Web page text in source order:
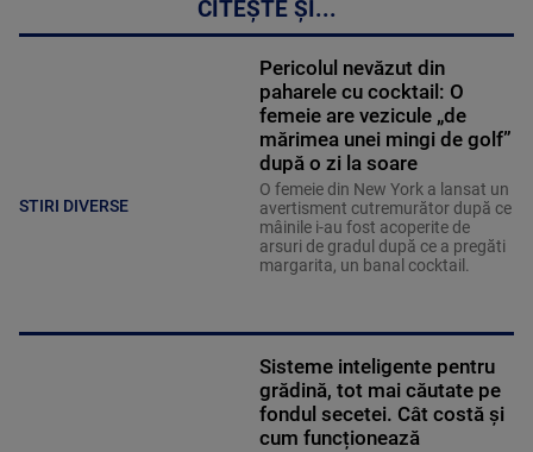
CITEȘTE ȘI...
STIRI DIVERSE
Pericolul nevăzut din
paharele cu cocktail: O
femeie are vezicule „de
mărimea unei mingi de golf”
după o zi la soare
O femeie din New York a lansat un
avertisment cutremurător după ce
mâinile i-au fost acoperite de
arsuri de gradul după ce a pregăti
margarita, un banal cocktail.
Sisteme inteligente pentru
grădină, tot mai căutate pe
fondul secetei. Cât costă și
cum funcționează